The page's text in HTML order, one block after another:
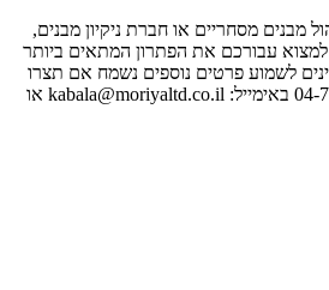
מסחריים או חברת ניקיון מבנים,
עבורכם את הפתרון המתאים ביותר
לשמוע פרטים נוספים נשמח אם תצרו
איתנו קשר בטלפון: 04-7704000 באימייל: kabala@moriyaltd.co.il או